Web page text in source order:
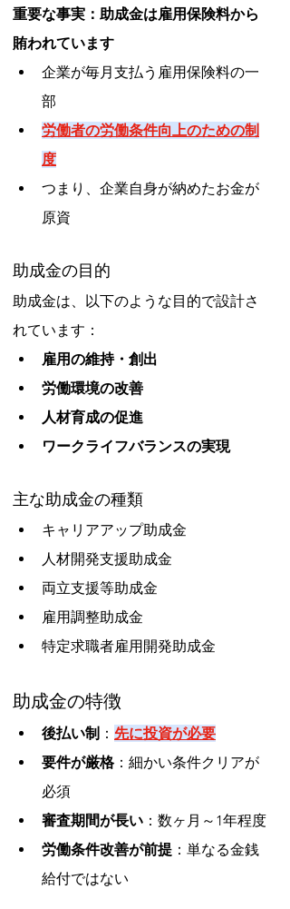
重要な事実：助成金は雇用保険料から
賄われています
企業が毎月支払う雇用保険料の一
部
労働者の労働条件向上のための制
度
つまり、企業自身が納めたお金が
原資
助成金の目的
助成金は、以下のような目的で設計さ
れています：
雇用の維持・創出
労働環境の改善
人材育成の促進
ワークライフバランスの実現
主な助成金の種類
キャリアアップ助成金
人材開発支援助成金
両立支援等助成金
雇用調整助成金
特定求職者雇用開発助成金
助成金の特徴
後払い制 ： 先に投資が必要
要件が厳格：細かい条件クリアが
必須
審査期間が長い ：数ヶ月～1年程度
労働条件改善が前提 ：単なる金銭
給付ではない